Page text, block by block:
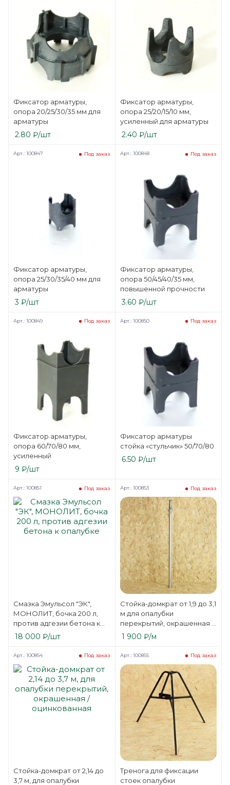
Фиксатор арматуры,
опора 20/25/30/35 мм для
арматуры
2.80 ₽/шт
Фиксатор арматуры,
опора 25/20/15/10 мм,
усиленный для арматуры
2.40 ₽/шт
Фиксатор арматуры,
опора 25/30/35/40 мм для
арматуры
Под заказ
Арт.: 100847
3 ₽/шт
Фиксатор арматуры,
опора 50/45/40/35 мм,
повышенной прочности
Под заказ
Арт.: 100848
3.60 ₽/шт
Фиксатор арматуры,
опора 60/70/80 мм,
усиленный
Под заказ
Арт.: 100849
9 ₽/шт
Фиксатор арматуры
стойка «стульчик» 50/70/80
Под заказ
Арт.: 100850
6.50 ₽/шт
Смазка Эмульсол "ЭК",
МОНОЛИТ, бочка 200 л,
против адгезии бетона к
опалубке
Под заказ
Арт.: 100851
18 000 ₽/шт
Стойка-домкрат от 1,9 до 3,1
м для опалубки
перекрытий, окрашенная /
оцинкованная
Под заказ
Арт.: 100853
1 900 ₽/м
Стойка-домкрат от 2,14 до
3,7 м, для опалубки
Под заказ
Арт.: 100854
Тренога для фиксации
стоек опалубки
Под заказ
Арт.: 100855